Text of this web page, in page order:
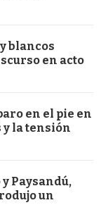
blancos
en acto
en el pie en
y la tensión
Paysandú,
un